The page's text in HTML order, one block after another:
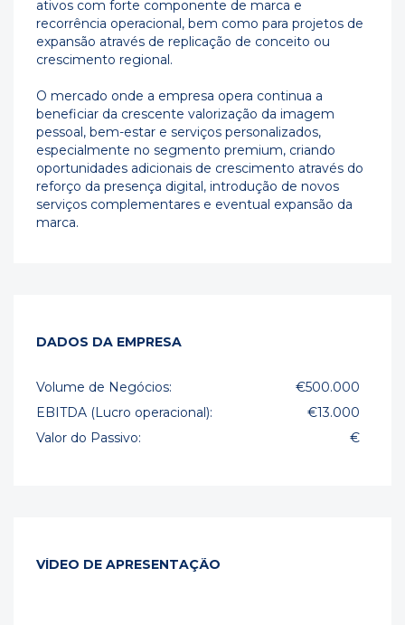
ativos com forte componente de marca e
recorrência operacional, bem como para projetos de
expansão através de replicação de conceito ou
crescimento regional.
O mercado onde a empresa opera continua a
beneficiar da crescente valorização da imagem
pessoal, bem-estar e serviços personalizados,
especialmente no segmento premium, criando
oportunidades adicionais de crescimento através do
reforço da presença digital, introdução de novos
serviços complementares e eventual expansão da
marca.
DADOS DA EMPRESA
Volume de Negócios:
€500.000
EBITDA (Lucro operacional):
€13.000
Valor do Passivo:
€
VÍDEO DE APRESENTAÇÃO